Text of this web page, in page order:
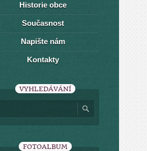
Historie obce
Současnost
Napište nám
Kontakty
VYHLEDÁVÁNÍ
FOTOALBUM